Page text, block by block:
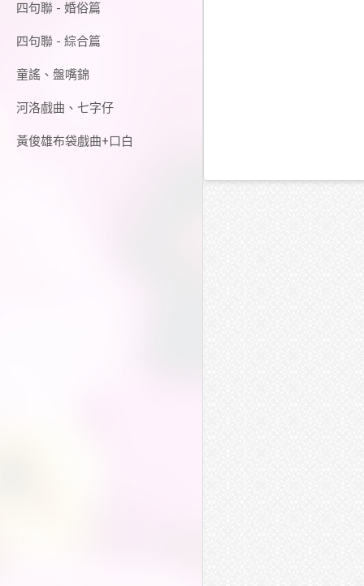
四句聯 - 婚俗篇
四句聯 - 綜合篇
童謠、盤嘴錦
河洛戲曲、七字仔
黃俊雄布袋戲曲+口白